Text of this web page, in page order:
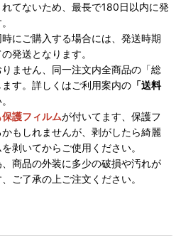
てないため、最長で180日以内に発
にご購入する場合には、発送時期
発送となります。
ません、同一注文内全商品の「総
す。詳しくはご利用案内の 「送料
護フィルムが付いてます、保護フ
もしれませんが、剥がしたら綺麗
剥いてからご使用ください。
商品の外装に多少の破損や汚れが
ご了承の上ご注文ください。